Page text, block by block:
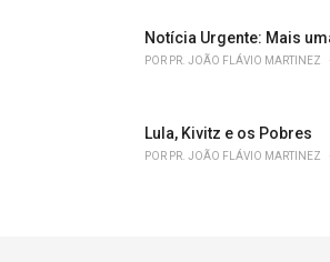
Notícia Urgente: Mais
POR PR. JOÃO FLÁVIO MARTINEZ
Lula, Kivitz e os Pobres
POR PR. JOÃO FLÁVIO MARTINEZ